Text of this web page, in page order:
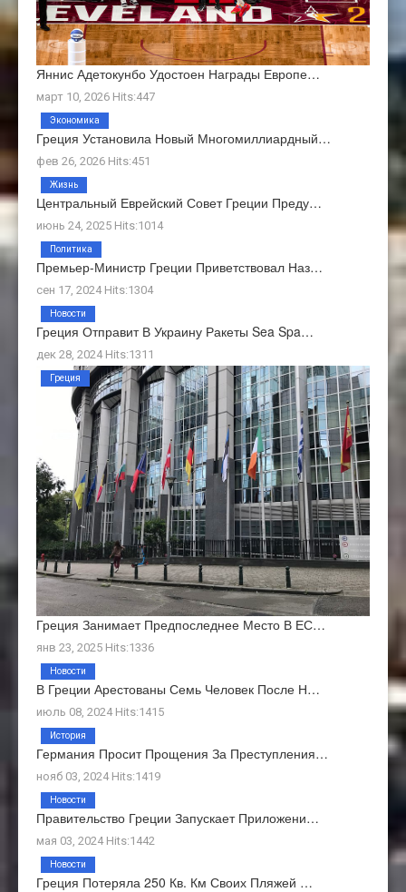
Яннис Адетокунбо Удостоен Награды Европе…
март 10, 2026 Hits:447
Греция Установила Новый Многомиллиардный…
фев 26, 2026 Hits:451
Экономика
Центральный Еврейский Совет Греции Преду…
июнь 24, 2025 Hits:1014
Жизнь
Премьер-Министр Греции Приветствовал Наз…
сен 17, 2024 Hits:1304
Политика
Греция Отправит В Украину Ракеты Sea Spa…
дек 28, 2024 Hits:1311
Новости
Греция Занимает Предпоследнее Место В ЕС…
янв 23, 2025 Hits:1336
Греция
В Греции Арестованы Семь Человек После Н…
июль 08, 2024 Hits:1415
Новости
Германия Просит Прощения За Преступления…
нояб 03, 2024 Hits:1419
История
Правительство Греции Запускает Приложени…
мая 03, 2024 Hits:1442
Новости
Греция Потеряла 250 Кв. Км Своих Пляжей …
Новости